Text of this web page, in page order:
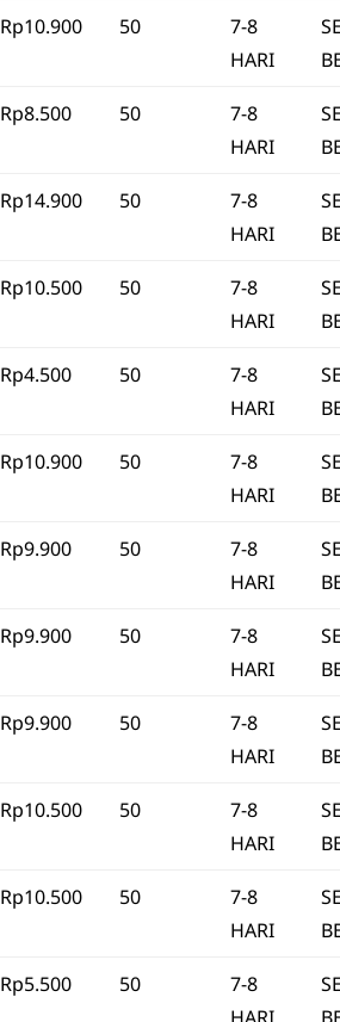
Rp10.900 50
7-8
HARI
Rp8.500 50
7-8
HARI
Rp14.900 50
7-8
HARI
Rp10.500 50
7-8
HARI
Rp4.500 50
7-8
HARI
Rp10.900 50
7-8
HARI
Rp9.900 50
7-8
HARI
Rp9.900 50
7-8
HARI
Rp9.900 50
7-8
HARI
Rp10.500 50
7-8
HARI
Rp10.500 50
7-8
HARI
Rp5.500 50
7-8